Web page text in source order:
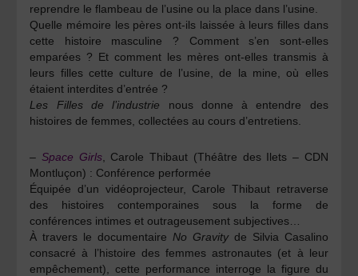
reprendre le flambeau de l’usine ou la place dans l’usine.
Quelle mémoire les pères ont-ils laissée à leurs filles dans
cette histoire masculine ? Comment s’en sont-elles
emparées ? Et comment les mères ont-elles transmis à
leurs filles cette culture de l’usine, de la mine, où elles
étaient interdites d’entrée ?
Les Filles de l’industrie nous donne à entendre des
histoires de femmes, collectées au cours d’entretiens.
– Space Girls, Carole Thibaut (Théâtre des Ilets – CDN
Montluçon) : Conférence performée
Équipée d’un vidéoprojecteur, Carole Thibaut retraverse
des histoires contemporaines sous la forme de
conférences intimes et outrageusement subjectives…
À travers le documentaire No Gravityde Silvia Casalino
consacré à l’histoire des femmes astronautes (et à leur
empêchement), cette performance interroge la figure du